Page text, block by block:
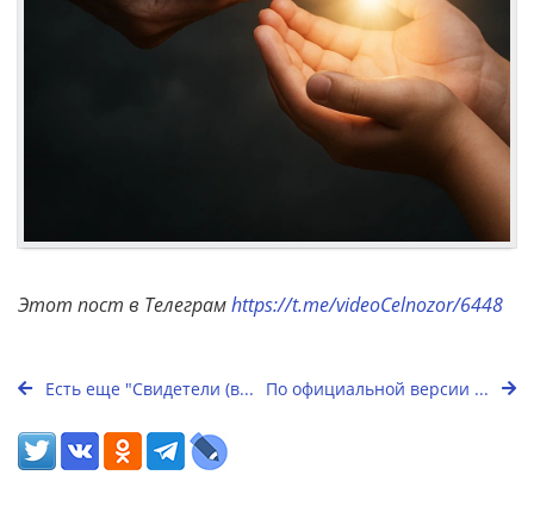
Этот пост в Телеграмhttps://t.me/videoCelnozor/6448
Есть еще "Свидетели (в... По официальной версии ...